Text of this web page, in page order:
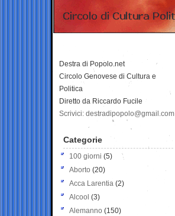
Destra di Popolo.net
Circolo Genovese di Cultura e
Politica
Diretto da Riccardo Fucile
Scrivici: destradipopolo@gmail.com
Categorie
100 giorni (5)
Aborto (20)
Acca Larentia (2)
Alcool (3)
Alemanno (150)